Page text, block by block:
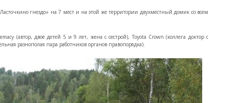
гнездо» на 7 мест и на этой же территории двухместный домик со всем
(автор, двое детей 5 и 9 лет, жена с сестрой), Toyota Crown (коллега доктор с
разнополая пара работников органов правопорядка).